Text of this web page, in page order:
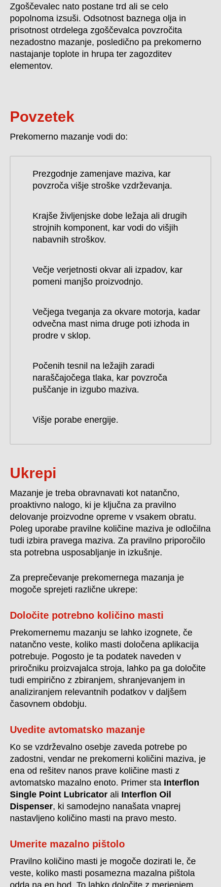
Zgoščevalec nato postane trd ali se celo
popolnoma izsuši. Odsotnost baznega olja in
prisotnost otrdelega zgoščevalca povzročita
nezadostno mazanje, posledično pa prekomerno
nastajanje toplote in hrupa ter zagozditev
elementov.
Povzetek
Prekomerno mazanje vodi do:
Prezgodnje zamenjave maziva, kar
povzroča višje stroške vzdrževanja.
Krajše življenjske dobe ležaja ali drugih
strojnih komponent, kar vodi do višjih
nabavnih stroškov.
Večje verjetnosti okvar ali izpadov, kar
pomeni manjšo proizvodnjo.
Večjega tveganja za okvare motorja, kadar
odvečna mast nima druge poti izhoda in
prodre v sklop.
Počenih tesnil na ležajih zaradi
naraščajočega tlaka, kar povzroča
puščanje in izgubo maziva.
Višje porabe energije.
Ukrepi
Mazanje je treba obravnavati kot natančno,
proaktivno nalogo, ki je ključna za pravilno
delovanje proizvodne opreme v vsakem obratu.
Poleg uporabe pravilne količine maziva je odločilna
tudi izbira pravega maziva. Za pravilno priporočilo
sta potrebna usposabljanje in izkušnje.
Za preprečevanje prekomernega mazanja je
mogoče sprejeti različne ukrepe:
Določite potrebno količino masti
Prekomernemu mazanju se lahko izognete, če
natančno veste, koliko masti določena aplikacija
potrebuje. Pogosto je ta podatek naveden v
priročniku proizvajalca stroja, lahko pa ga določite
tudi empirično z zbiranjem, shranjevanjem in
analiziranjem relevantnih podatkov v daljšem
časovnem obdobju.
Uvedite avtomatsko mazanje
Ko se vzdrževalno osebje zaveda potrebe po
zadostni, vendar ne prekomerni količini maziva, je
ena od rešitev nanos prave količine masti z
avtomatsko mazalno enoto. Primer sta Interflon
Single Point Lubricator ali Interflon Oil
Dispenser, ki samodejno nanašata vnaprej
nastavljeno količino masti na pravo mesto.
Umerite mazalno pištolo
Pravilno količino masti je mogoče dozirati le, če
veste, koliko masti posamezna mazalna pištola
odda na en hod. To lahko določite z merjenjem